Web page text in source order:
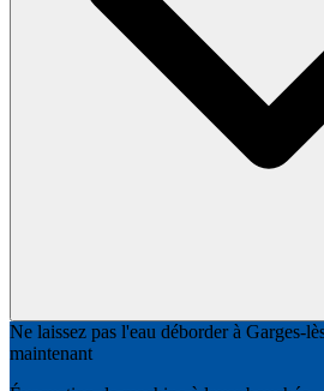
Ne laissez pas l'eau déborder à Garges-
maintenant